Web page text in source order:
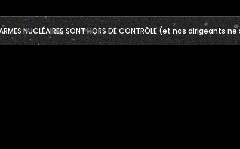
ARMES NUCLÉAIRES SONT HORS DE CONTRÔLE (et nos